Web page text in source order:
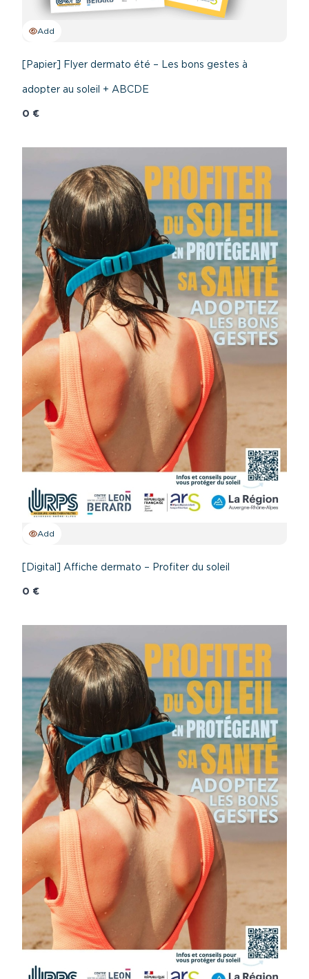
Add
[Papier] Flyer dermato été – Les bons gestes à
adopter au soleil + ABCDE
0 €
Add
[Digital] Affiche dermato – Profiter du soleil
0 €